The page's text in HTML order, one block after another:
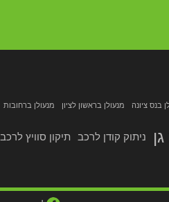
בנס ציונה מנעולן בראשון לציון מנעולן ברחובות
ניתוק קודן לרכב תיקון סוויץ לרכב